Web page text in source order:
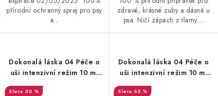
přírodní ochranný sprej pro psy
a...
zdravé, krásné zuby a dásně u
psa. Ničí zápach z tlamy....
Dokonalá láska 04 Péče o
uši intenzivní režim 10 ml
EXP 13/08/2025
30 %
Dokonalá láska 04 Péče o
uši intenzivní režim 10 ml
EXP 15/01/2024
65 %